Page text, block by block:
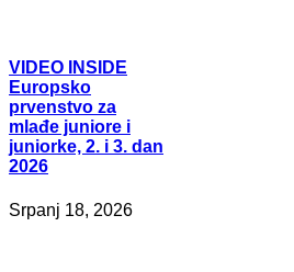
VIDEO INSIDE
Europsko
prvenstvo za
mlađe juniore i
juniorke, 2. i 3. dan
2026
Srpanj 18, 2026